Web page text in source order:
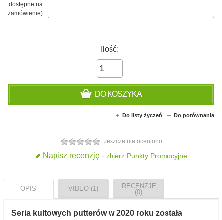
dostępne na
zamówienie)
Ilość:
DO KOSZYKA
Do listy życzeń Do porównania
Jeszcze nie oceniono
Napisz recenzję - zbierz Punkty Promocyjne
OPIS VIDEO (1)
RECENZJE
(0)
Seria kultowych putterów w 2020 roku została